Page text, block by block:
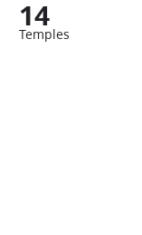
14
Temples